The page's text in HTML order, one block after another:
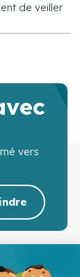
de veiller
vers